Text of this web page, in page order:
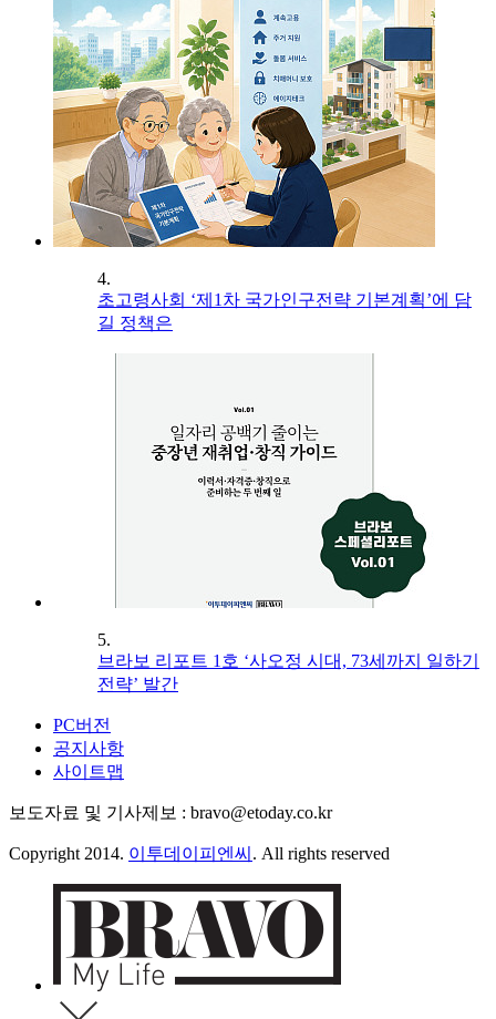
4.
초고령사회 ‘제1차 국가인구전략 기본계획’에 담
길 정책은
5.
브라보 리포트 1호 ‘사오정 시대, 73세까지 일하기
전략’ 발간
PC버전
공지사항
사이트맵
보도자료 및 기사제보 : bravo@etoday.co.kr
Copyright 2014. 이투데이피엔씨 . All rights reserved